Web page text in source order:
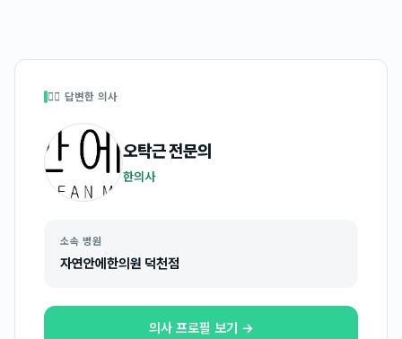
👩‍⚕️ 답변한 의사
오탁근전문의
한의사
소속 병원
자연안에한의원 덕천점
의사 프로필 보기 →